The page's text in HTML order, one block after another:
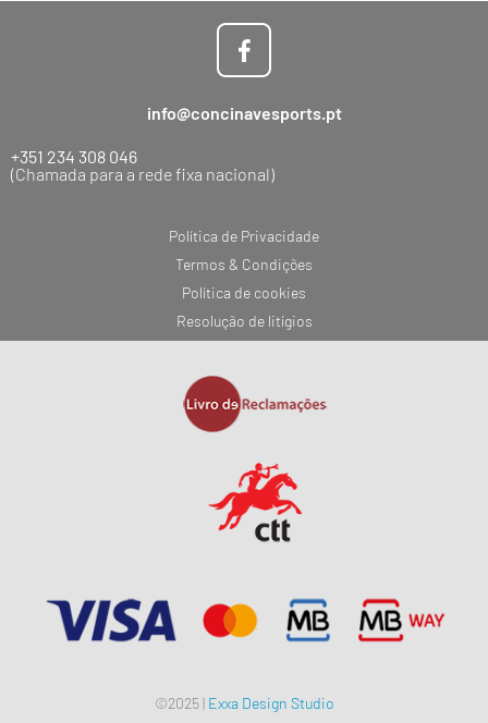
Política de Privacidade
Termos & Condições
Política de cookies
Resolução de litígios
info@concinavesports.pt
+351 234 308 046
(Chamada para a rede fixa nacional)
©2025 | Exxa Design Studio